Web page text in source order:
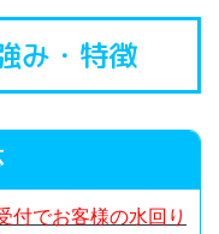
み・特徴
付でお客様の水回り